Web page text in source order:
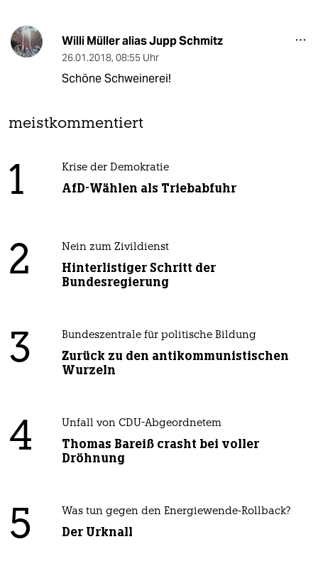
Willi Müller alias Jupp Schmitz
26.01.2018, 08:55 Uhr
Schöne Schweinerei!
meistkommentiert
1 Krise der Demokratie
AfD-Wählen als Triebabfuhr
2 Nein zum Zivildienst
Hinterlistiger Schritt der
Bundesregierung
3 Bundeszentrale für politische Bildung
Zurück zu den antikommunistischen
Wurzeln
4 Unfall von CDU-Abgeordnetem
Thomas Bareiß crasht bei voller
Dröhnung
5 Was tun gegen den Energiewende-Rollback?
Der Urknall